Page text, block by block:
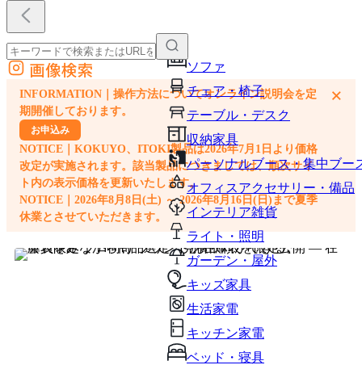
ソファ
チェア・椅子
テーブル・デスク
収納家具
パーソナルブース・集中ブー
オフィスアクセサリー・備品
インテリア雑貨
ライト・照明
ガーデン・屋外
キッズ家具
生活家電
キッチン家電
ベッド・寝具
外部サイトの商品をカートに追加
他のサイトで見つけた商品ページのURLを貼り付けて、カートに追加できます
画像検索
INFORMATION｜操作方法についてオンライン説明会を定
期開催しております。
お申込み
NOTICE｜KOKUYO、ITOKI製品は2026年7月1日より価格
改定が実施されます。該当製品につきましては、順次サイ
ト内の表示価格を更新いたします。
NOTICE｜2026年8月8日(土) ～ 2026年8月16日(日)まで夏季
休業とさせていただきます。
×